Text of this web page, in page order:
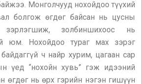
Монголчууд нохойдоо түүхий
болгож өгдөг байсан нь цусны
золбиншихоос нь
юм. Нохойдоо тураг мах зэрэг
ч найр хурим, цагаан сар
үед “нохойн хувь” гэж идээний
өгдөг нь өрх гэрийн нэгэн гишүүн